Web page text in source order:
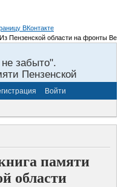
Пензенской области на фронты
забыто".
Пензенской
Войти
памяти
области